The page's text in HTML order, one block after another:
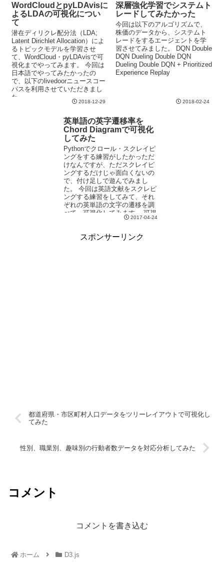
WordCloudとpyLDAvisに
よるLDAの可視化につい
て
潜在ディリクレ配分法（LDA;
Latent Dirichlet Allocation）によ
るトピックモデルを学習させ
て、WordCloud・pyLDAvisで可
視化までやってみます。 今回は
日本語でやってみたかったの
で、以下のlivedoorニュースコー
パスを利用させていただきまし
た。
2018-12-29
深層強化学習でシステムト
レードしてみたかった
今回は以下のアルゴリズムで、
株価のデータから、システムト
レードをするエージェントを学
習させてみました。 DQN Double
DQN Dueling Double DQN
Dueling Double DQN + Prioritized
Experience Replay
2018-02-24
英単語の英字遷移率を
Chord Diagramで可視化
してみた
Pythonでクロール・スクレイピ
ングをする練習がしたかっただ
けなんですが、ただスクレイピ
ングするだけじゃ面白くないの
で、付け足しで遊んでみまし
た。 今回は英語文献をスクレピ
ングする練習をしてみて、それ
ぞれの英単語の文字の遷移を調
べて、可視化してみます。 可視
化グラフに関しては、Chord
2017-04-24
スポンサーリンク
都道府県・市区町村人口データをツリーレイアウトで可視化し
てみた
性別、職業別、趣味別の行動者数データを対応分析してみた
コメント
コメントを書き込む
ホーム D3.js